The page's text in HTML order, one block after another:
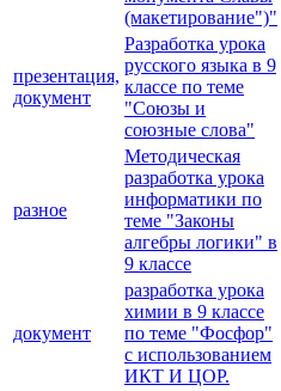
(макетирование")"
презентация,
документ
Разработка урока
русского языка в 9
классе по теме
"Союзы и
союзные слова"
разное
Методическая
разработка урока
информатики по
теме "Законы
алгебры логики" в
9 классе
документ
разработка урока
химии в 9 классе
по теме "Фосфор"
с использованием
ИКТ И ЦОР.